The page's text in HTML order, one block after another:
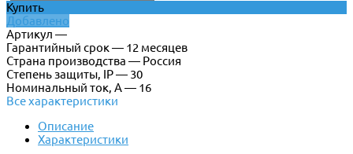
Купить
Добавлено
Артикул —
Гарантийный срок — 12 месяцев
Страна производства — Россия
Степень защиты, IP — 30
Номинальный ток, А — 16
Все характеристики
Описание
Характеристики